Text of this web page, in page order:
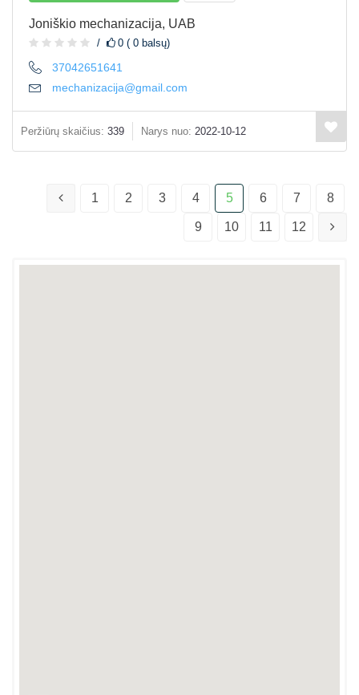
Joniškio mechanizacija, UAB
0 ( 0 balsų)
37042651641
mechanizacija@gmail.com
Peržiūrų skaičius: 339 Narys nuo: 2022-10-12
1 2 3 4 5 6 7 8
9 10 11 12